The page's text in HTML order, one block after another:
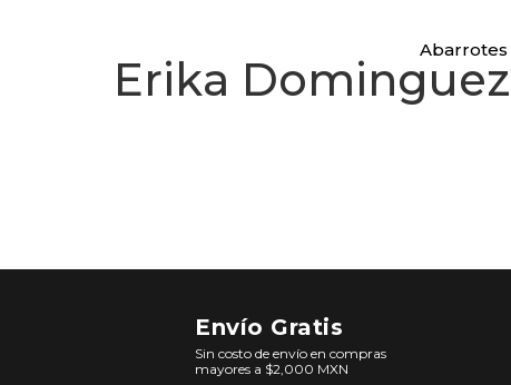
Abarrotes
Erika Dominguez
Envío Gratis
Sin costo de envío en compras
mayores a $2,000 MXN